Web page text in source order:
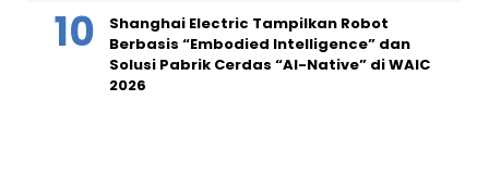
Shanghai Electric Tampilkan Robot
Berbasis “Embodied Intelligence” dan
Solusi Pabrik Cerdas “AI-Native” di WAIC
2026